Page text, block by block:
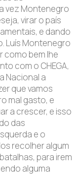
vez Montenegro
virar o país
e dando
Luís Montenegro
como bem lhe
com o CHEGA,
Nacional a
que vamos
mal gasto, e
a crescer, e isso
das
e o
recolher algum
para irem
alguma